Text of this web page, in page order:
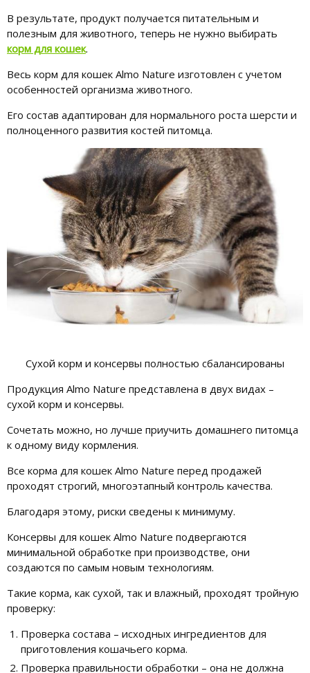
В результате, продукт получается питательным и
полезным для животного, теперь не нужно выбирать
корм для кошек.
Весь корм для кошек Almo Nature изготовлен с учетом
особенностей организма животного.
Его состав адаптирован для нормального роста шерсти и
полноценного развития костей питомца.
Сухой корм и консервы полностью сбалансированы
Продукция Almo Nature представлена в двух видах –
сухой корм и консервы.
Сочетать можно, но лучше приучить домашнего питомца
к одному виду кормления.
Все корма для кошек Almo Nature перед продажей
проходят строгий, многоэтапный контроль качества.
Благодаря этому, риски сведены к минимуму.
Консервы для кошек Almo Nature подвергаются
минимальной обработке при производстве, они
создаются по самым новым технологиям.
Такие корма, как сухой, так и влажный, проходят тройную
проверку:
Проверка состава – исходных ингредиентов для
приготовления кошачьего корма.
Проверка правильности обработки – она не должна